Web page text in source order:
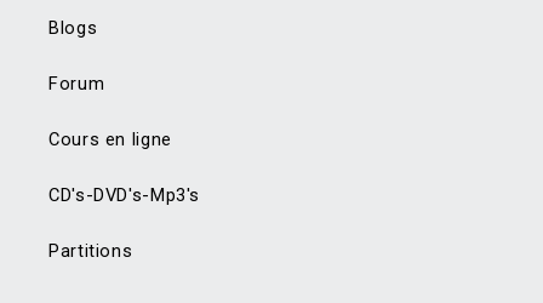
Blogs
Forum
Cours en ligne
CD's-DVD's-Mp3's
Partitions